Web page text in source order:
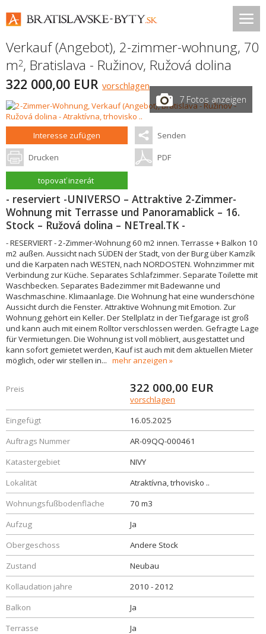
Verkauf (Angebot), 2-zimmer-wohnung, 70
m2, Bratislava - Ružinov, Ružová dolina
322 000,00 EUR vorschlagen
7 Fotos anzeigen
Interesse zufügen Senden
Drucken PDF
topovať inzerát
- reserviert -UNIVERSO – Attraktive 2-Zimmer-
Wohnung mit Terrasse und Panoramablick – 16.
Stock – Ružová dolina – NETreal.TK -
- RESERVIERT - 2-Zimmer-Wohnung 60 m2 innen. Terrasse + Balkon 10
m2 außen. Aussicht nach SÜDEN der Stadt, von der Burg über Kamzík
und die Karpaten nach WESTEN, nach NORDOSTEN. Wohnzimmer mit
Verbindung zur Küche. Separates Schlafzimmer. Separate Toilette mit
Waschbecken. Separates Badezimmer mit Badewanne und
Waschmaschine. Klimaanlage. Die Wohnung hat eine wunderschöne
Aussicht durch die Fenster. Attraktive Wohnung mit Emotion. Zur
Wohnung gehört ein Keller. Der Stellplatz in der Tiefgarage ist groß
und kann auch mit einem Rolltor verschlossen werden. Gefragte Lage
für Vermietungen. Die Wohnung ist voll möbliert, ausgestattet und
kann sofort gemietet werden, Kauf ist auch mit dem aktuellen Mieter
möglich, oder wir stellen in... mehr anzeigen
Preis 322 000,00 EUR
vorschlagen
Eingefügt
16.05.2025
Auftrags Nummer
AR-09QQ-000461
Katastergebiet
NIVY
Lokalität
Atraktívna, trhovisko ..
Wohnungsfußbodenfläche
70 m3
Aufzug
Ja
Obergeschoss
Andere Stock
Zustand
Neubau
Kollaudation jahre
2010 - 2012
Balkon
Ja
Terrasse
Ja